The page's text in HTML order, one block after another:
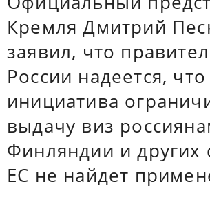
Кремля Дмитрий
заявил, что
России надеется, что
инициатива
выдачу виз
Финляндии и других
ЕС не найдет